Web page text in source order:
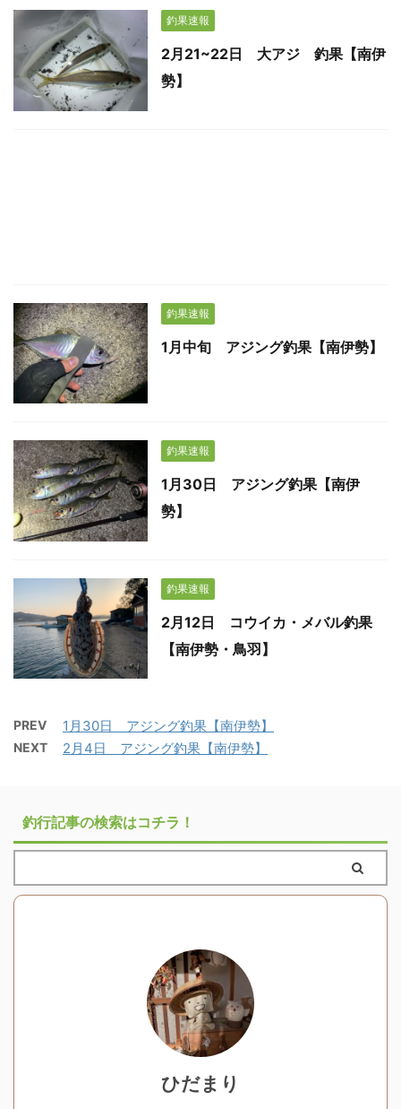
釣果速報
2月21~22日 大アジ 釣果【南伊
勢】
釣果速報
1月中旬 アジング釣果【南伊勢】
釣果速報
1月30日 アジング釣果【南伊
勢】
釣果速報
2月12日 コウイカ・メバル釣果
【南伊勢・鳥羽】
PREV 1月30日 アジング釣果【南伊勢】
NEXT 2月4日 アジング釣果【南伊勢】
釣行記事の検索はコチラ！
ひだまり